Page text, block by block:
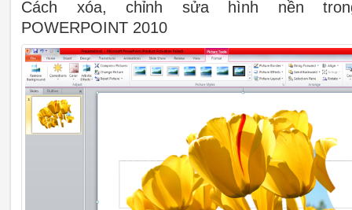
Cách xóa, chỉnh sửa hình nền
POWERPOINT 2010